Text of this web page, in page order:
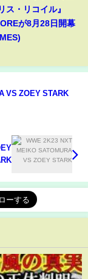
ス・リコイル』
が8月28日開幕
VS ZOEY STARK